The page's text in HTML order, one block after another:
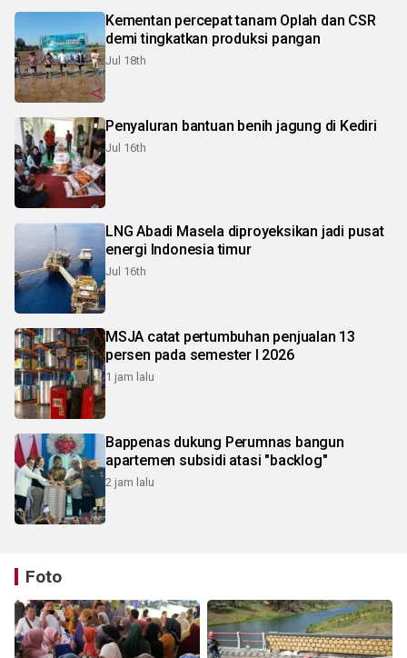
Kementan percepat tanam Oplah dan CSR
demi tingkatkan produksi pangan
Jul 18th
Penyaluran bantuan benih jagung di Kediri
Jul 16th
LNG Abadi Masela diproyeksikan jadi pusat
energi Indonesia timur
Jul 16th
MSJA catat pertumbuhan penjualan 13
persen pada semester I 2026
1 jam lalu
Bappenas dukung Perumnas bangun
apartemen subsidi atasi "backlog"
2 jam lalu
Foto